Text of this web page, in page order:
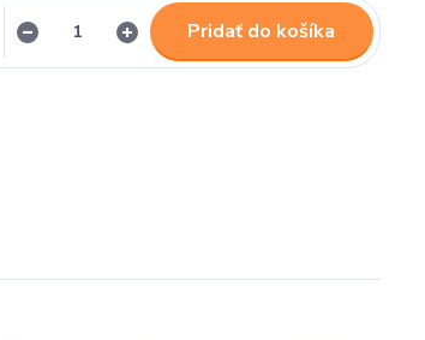
Pridať do košíka